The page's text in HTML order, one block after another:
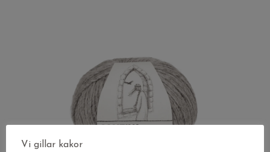
Vi gillar kakor